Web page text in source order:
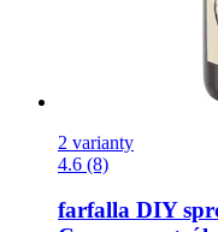
2 varianty
4.6 (8)
farfalla DIY